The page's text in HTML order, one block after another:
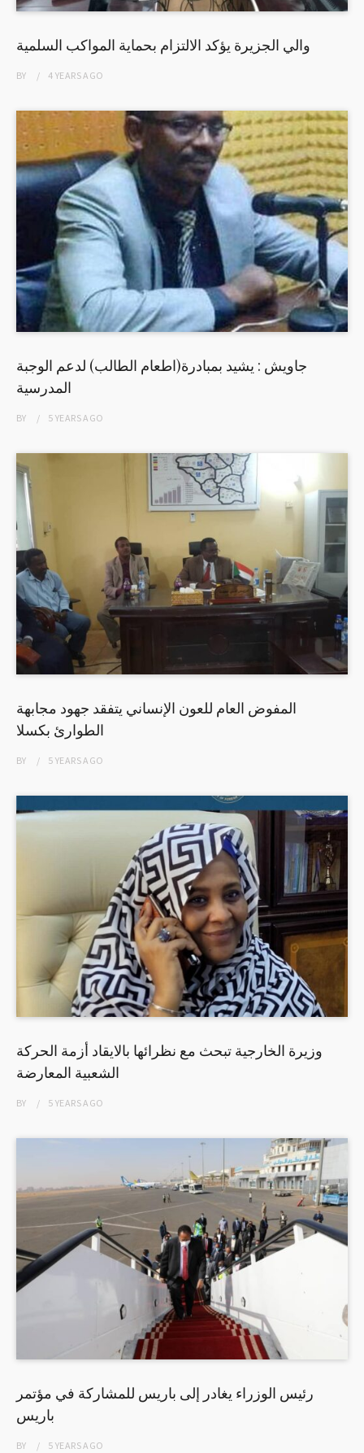
والي الجزيرة يؤكد الالتزام بحماية المواكب السلمية
BY 4 YEARSAGO
جاويش : يشيد بمبادرة(اطعام الطالب) لدعم الوجبة
المدرسية
BY 5 YEARSAGO
المفوض العام للعون الإنساني يتفقد جهود مجابهة
الطوارئ بكسلا
BY 5 YEARSAGO
وزيرة الخارجية تبحث مع نظرائها بالايقاد أزمة الحركة
الشعبية المعارضة
BY 5 YEARSAGO
رئيس الوزراء يغادر إلى باريس للمشاركة في مؤتمر
باريس
BY 5 YEARSAGO